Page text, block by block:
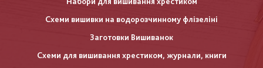
Схеми вишивки на водорозчинному флізеліні
Заготовки Вишиванок
Схеми для вишивання хрестиком, журнали, книги